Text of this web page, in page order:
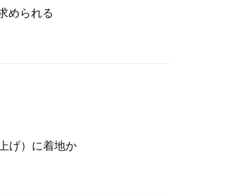
められる
げ）に着地か